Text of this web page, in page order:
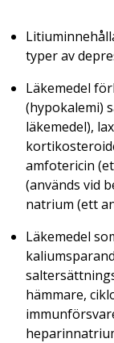
typer av
Läkemedel
(hypokalemi)
läkemedel),
amfotericin
(används vid
natrium (ett
Läkemedel
hämmare,